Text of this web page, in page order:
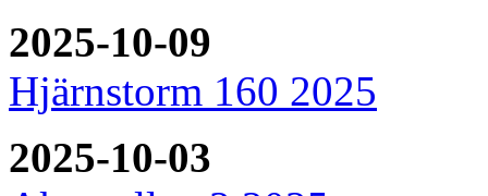
2025-10-09
Hjärnstorm 160 2025
2025-10-03